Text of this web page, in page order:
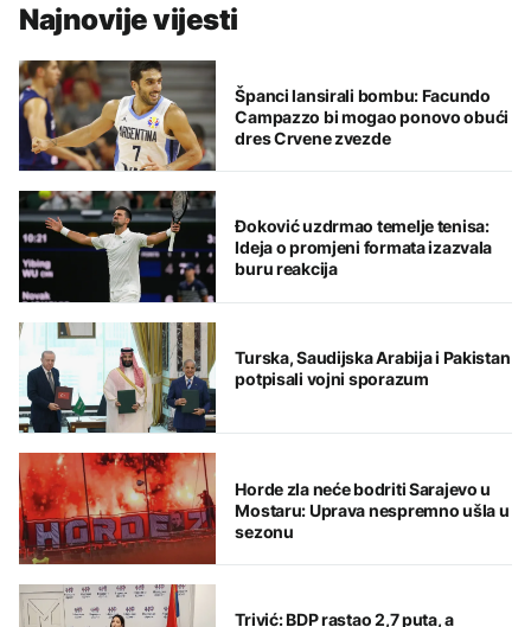
Najnovije vijesti
Španci lansirali bombu: Facundo
Campazzo bi mogao ponovo obući
dres Crvene zvezde
Đoković uzdrmao temelje tenisa:
Ideja o promjeni formata izazvala
buru reakcija
Turska, Saudijska Arabija i Pakistan
potpisali vojni sporazum
Horde zla neće bodriti Sarajevo u
Mostaru: Uprava nespremno ušla u
sezonu
Trivić: BDP rastao 2,7 puta, a